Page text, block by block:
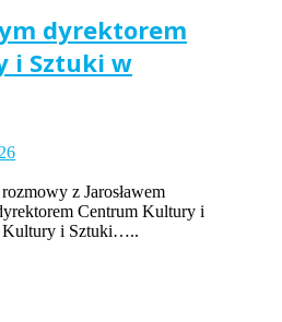
dyrektorem
i Sztuki w
z Jarosławem
Centrum Kultury i
Kultury i Sztuki…..